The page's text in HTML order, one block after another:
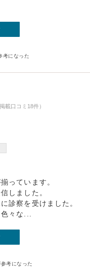
考になった
載口コミ18件）
っています。
しました。
診察を受けました。
々な...
考になった